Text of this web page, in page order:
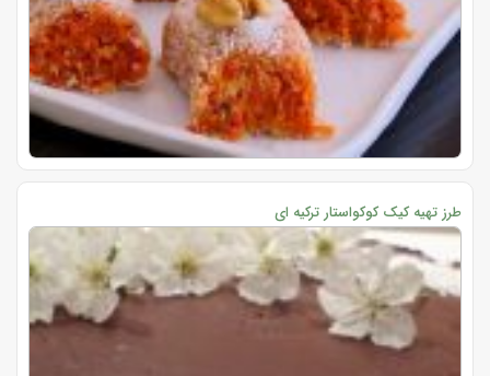
طرز تهیه کیک کوکواستار ترکیه ای